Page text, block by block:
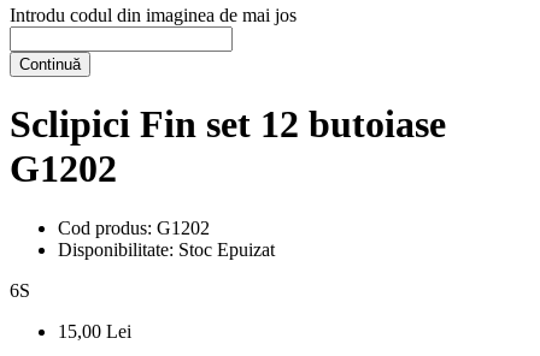
Introdu codul din imaginea de mai jos
Continuă
Sclipici Fin set 12 butoiase
G1202
Cod produs: G1202
Disponibilitate: Stoc Epuizat
6S
15,00 Lei